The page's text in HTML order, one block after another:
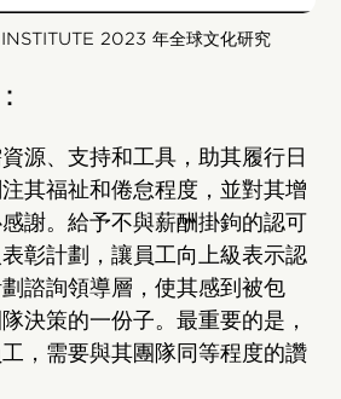
2023 年全球文化研究
源、支持和工具，助其履行日
其福祉和倦怠程度，並對其增
謝。給予不與薪酬掛鉤的認可
彰計劃，讓員工向上級表示認
諮詢領導層，使其感到被包
決策的一份子。最重要的是，
，需要與其團隊同等程度的讚